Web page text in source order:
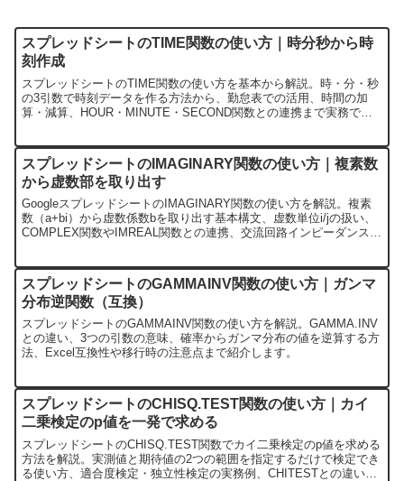
スプレッドシートのTIME関数の使い方｜時分秒から時
刻作成
スプレッドシートのTIME関数の使い方を基本から解説。時・分・秒
の3引数で時刻データを作る方法から、勤怠表での活用、時間の加
算・減算、HOUR・MINUTE・SECOND関数との連携まで実務で役
スプレッドシートのIMAGINARY関数の使い方｜複素数
から虚数部を取り出す
GoogleスプレッドシートのIMAGINARY関数の使い方を解説。複素
数（a+bi）から虚数係数bを取り出す基本構文、虚数単位i/jの扱い、
COMPLEX関数やIMREAL関数との連携、交流回路インピーダンス分
スプレッドシートのGAMMAINV関数の使い方｜ガンマ
分布逆関数（互換）
スプレッドシートのGAMMAINV関数の使い方を解説。GAMMA.INV
との違い、3つの引数の意味、確率からガンマ分布の値を逆算する方
法、Excel互換性や移行時の注意点まで紹介します。
スプレッドシートのCHISQ.TEST関数の使い方｜カイ
二乗検定のp値を一発で求める
スプレッドシートのCHISQ.TEST関数でカイ二乗検定のp値を求める
方法を解説。実測値と期待値の2つの範囲を指定するだけで検定でき
る使い方、適合度検定・独立性検定の実務例、CHITESTとの違い、